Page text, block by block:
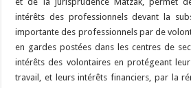
intérêts des professionnels devant la
importante des professionnels par de
en gardes postées dans les centres de
intérêts des volontaires en protégeant
travail, et leurs intérêts financiers, par la